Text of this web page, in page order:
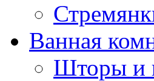
Ванная
Шторы и